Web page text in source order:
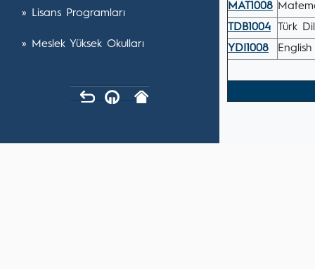
» Lisans Programları
» Meslek Yüksek Okulları
MAT1008
TDB1004
Türk
YDI1008